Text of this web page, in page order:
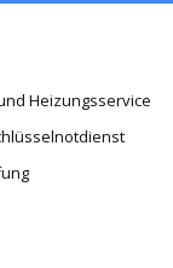
Heizungsservice